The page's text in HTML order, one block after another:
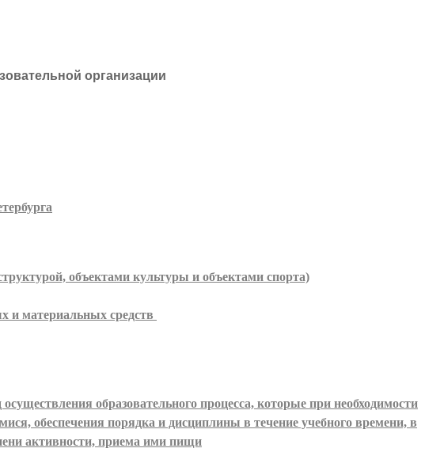
организации
объектами культуры и объектами спорта)
и материальных средств
образовательного процесса, которые при необходимости
обеспечения порядка и дисциплины в течение учебного времени, в
активности, приема ими пищи